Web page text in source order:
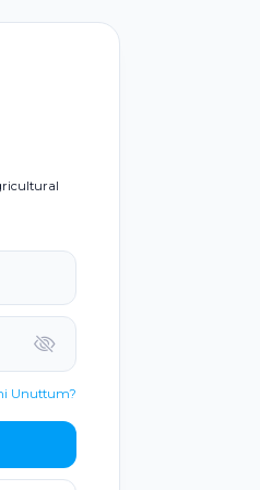
Unuttum?